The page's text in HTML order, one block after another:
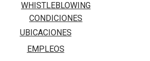
WHISTLEBLOWING
CONDICIONES
UBICACIONES
EMPLEOS